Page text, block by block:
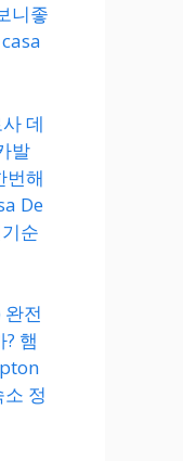
니좋
데
발
번해
De
순
전
햄
정